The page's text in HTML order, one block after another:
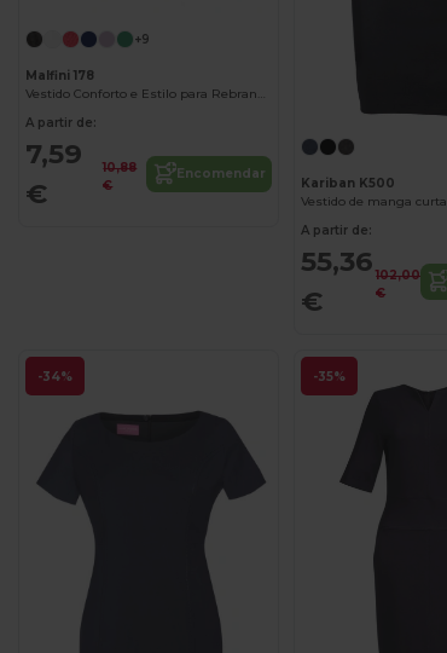
+9
Malfini 178
A partir de:
7,59
€
10,88
€
Encomendar
Kariban K500
Vestido de manga curta
A partir de:
55,36
€
102,00
€
-34% -35%